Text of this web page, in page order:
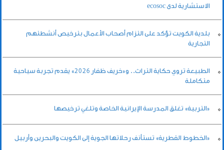
الاستشارية لدى ecosoc
بلدية الكويت تؤكد على التزام أصحاب الأعمال بترخيص أنشطتهم
التجارية
الطبيعة تروي حكاية التراث.. و«خريف ظفار 2026» يقدم تجربة سياحية
متكاملة
«التربية» تغلق المدرسة الإيرانية الخاصة وتلغي ترخيصها
«الخطوط القطرية» تستأنف رحلاتها الجوية إلى الكويت والبحرين وأربيل